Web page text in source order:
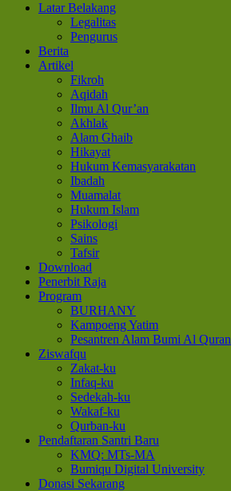
Bumi Al-Quran
Sinergi Untuk Kebahagiaan Dunia-Akhirat
Latar Belakang
Legalitas
Pengurus
Berita
Artikel
Fikroh
Aqidah
Ilmu Al Qur’an
Akhlak
Alam Ghaib
Hikayat
Hukum Kemasyarakatan
Ibadah
Muamalat
Hukum Islam
Psikologi
Sains
Tafsir
Download
Penerbit Raja
Program
BURHANY
Kampoeng Yatim
Pesantren Alam Bumi Al Quran
Ziswafqu
Zakat-ku
Infaq-ku
Sedekah-ku
Wakaf-ku
Qurban-ku
Pendaftaran Santri Baru
KMQ: MTs-MA
Bumiqu Digital University
Donasi Sekarang